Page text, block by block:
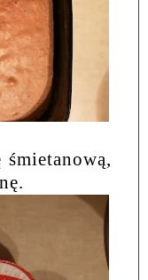
śmietanową,